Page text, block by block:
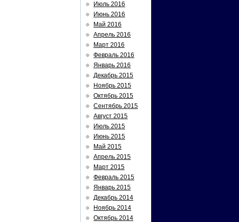
Июль 2016
Июнь 2016
Май 2016
Апрель 2016
Март 2016
Февраль 2016
Январь 2016
Декабрь 2015
Ноябрь 2015
Октябрь 2015
Сентябрь 2015
Август 2015
Июль 2015
Июнь 2015
Май 2015
Апрель 2015
Март 2015
Февраль 2015
Январь 2015
Декабрь 2014
Ноябрь 2014
Октябрь 2014